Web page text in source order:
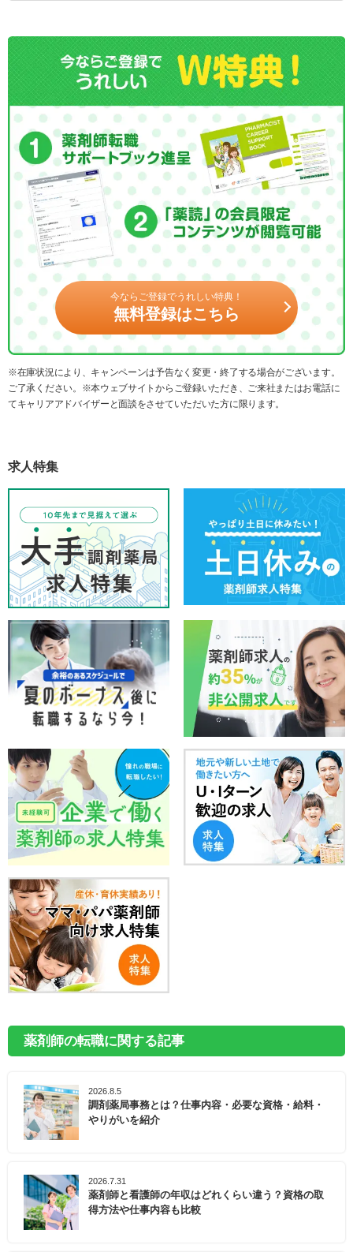
今ならご登録でうれしい特典！
無料登録はこちら
※在庫状況により、キャンペーンは予告なく変更・終了する場合がございます。
ご了承ください。※本ウェブサイトからご登録いただき、ご来社またはお電話に
てキャリアアドバイザーと面談をさせていただいた方に限ります。
求人特集
薬剤師の転職に関する記事
2026.8.5
調剤薬局事務とは？仕事内容・必要な資格・給料・
やりがいを紹介
2026.7.31
薬剤師と看護師の年収はどれくらい違う？資格の取
得方法や仕事内容も比較